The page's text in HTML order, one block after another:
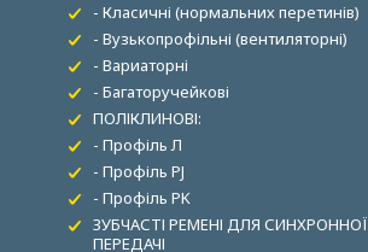
- Класичні (нормальних перетинів)
- Вузькопрофільні (вентиляторні)
- Вариаторні
- Багаторучейкові
ПОЛІКЛИНОВІ:
- Профіль Л
- Профіль PJ
- Профіль PK
ЗУБЧАСТІ РЕМЕНІ ДЛЯ СИНХРОННОЇ
ПЕРЕДАЧІ